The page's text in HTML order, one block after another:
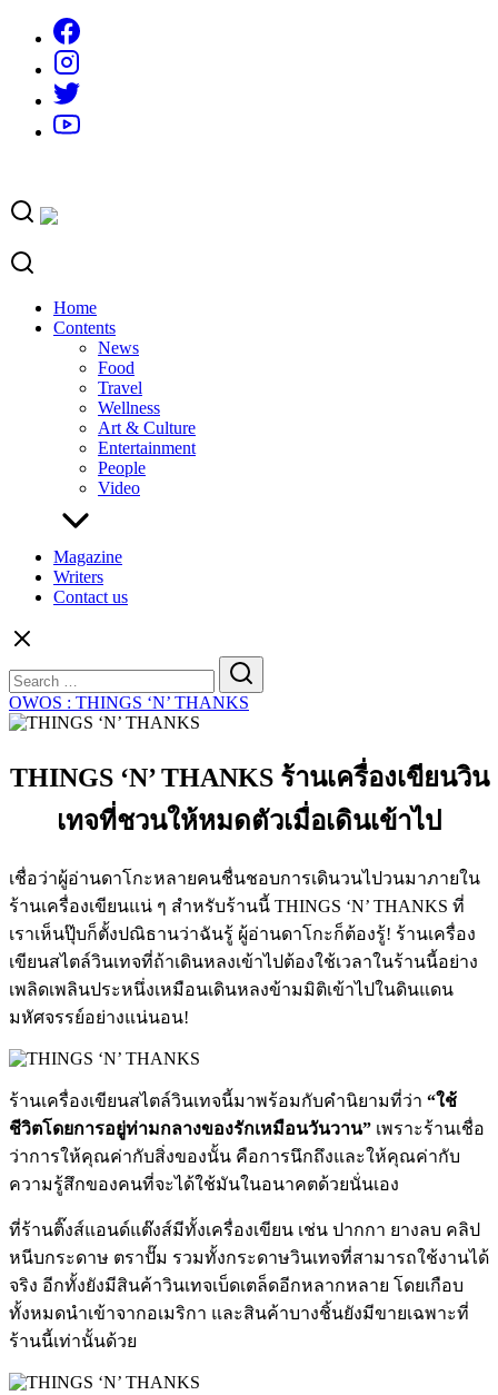
content
Home
Contents
News
Food
Travel
Wellness
Art & Culture
Entertainment
People
Video
Magazine
Writers
Contact us
for:
OWOS : THINGS ‘N’ THANKS
THINGS ‘N’ THANKS ร้านเครื่องเขียนวิน
เทจที่ชวนให้หมดตัวเมื่อเดินเข้าไป
เชื่อว่าผู้อ่านดาโกะหลายคนชื่นชอบการเดินวนไปวนมาภายใน
ร้านเครื่องเขียนแน่ ๆ สำหรับร้านนี้ THINGS ‘N’ THANKS ที่
เราเห็นปุ๊บก็ตั้งปณิธานว่าฉันรู้ ผู้อ่านดาโกะก็ต้องรู้! ร้านเครื่อง
เขียนสไตล์วินเทจที่ถ้าเดินหลงเข้าไปต้องใช้เวลาในร้านนี้อย่าง
เพลิดเพลินประหนึ่งเหมือนเดินหลงข้ามมิติเข้าไปในดินแดน
มหัศจรรย์อย่างแน่นอน!
ร้านเครื่องเขียนสไตล์วินเทจนี้มาพร้อมกับคำนิยามที่ว่า “ใช้
ชีวิตโดยการอยู่ท่ามกลางของรักเหมือนวันวาน” เพราะร้านเชื่อ
ว่าการให้คุณค่ากับสิ่งของนั้น คือการนึกถึงและให้คุณค่ากับ
ความรู้สึกของคนที่จะได้ใช้มันในอนาคตด้วยนั่นเอง
ที่ร้านติ๊งส์แอนด์แต๊งส์มีทั้งเครื่องเขียน เช่น ปากกา ยางลบ คลิป
หนีบกระดาษ ตราปั๊ม รวมทั้งกระดาษวินเทจที่สามารถใช้งานได้
จริง อีกทั้งยังมีสินค้าวินเทจเบ็ดเตล็ดอีกหลากหลาย โดยเกือบ
ทั้งหมดนำเข้าจากอเมริกา และสินค้าบางชิ้นยังมีขายเฉพาะที่
ร้านนี้เท่านั้นด้วย